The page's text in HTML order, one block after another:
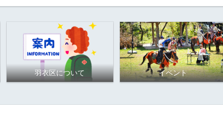
羽衣区について イベント